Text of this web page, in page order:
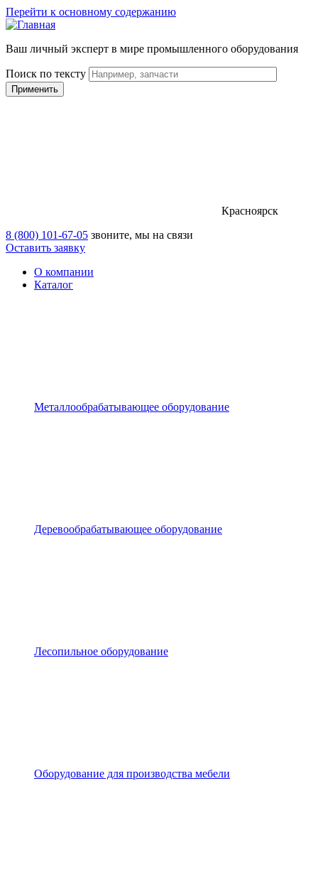
Перейти к основному содержанию
Ваш личный эксперт в мире промышленного оборудования
Поиск по тексту
Красноярск
8 (800) 101-67-05 звоните, мы на связи
Оставить заявку
О компании
Каталог
Металлообрабатывающее оборудование
Деревообрабатывающее оборудование
Лесопильное оборудование
Оборудование для производства мебели